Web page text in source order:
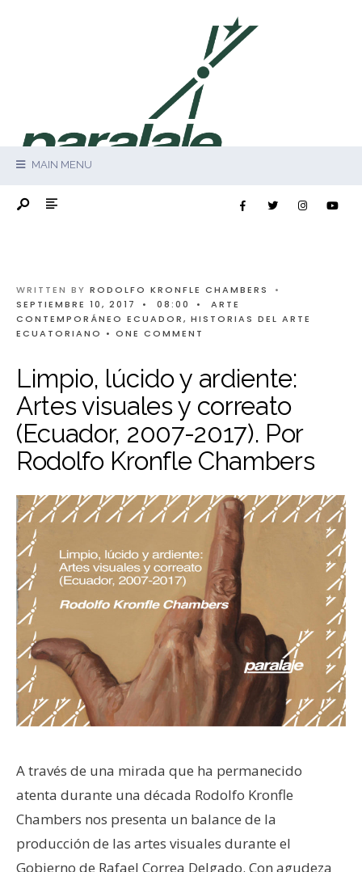
MAIN MENU
WRITTEN BY RODOLFO KRONFLE CHAMBERS
•
SEPTIEMBRE 10, 2017
• 08:00 •
ARTE
CONTEMPORÁNEO ECUADOR, HISTORIAS DEL ARTE
ECUATORIANO • ONE COMMENT
Limpio, lúcido y ardiente:
Artes visuales y correato
(Ecuador, 2007-2017). Por
Rodolfo Kronfle Chambers
A través de una mirada que ha permanecido
atenta durante una década Rodolfo Kronfle
Chambers nos presenta un balance de la
producción de las artes visuales durante el
Gobierno de Rafael Correa Delgado. Con agudeza